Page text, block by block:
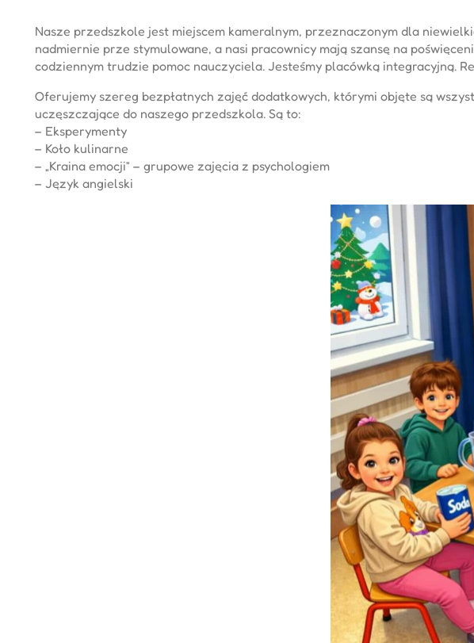
Nasze przedszkole jest miejscem kameralnym, przeznaczonym dla
nadmiernie prze stymulowane, a nasi pracownicy mają szansę na
codziennym trudzie pomoc nauczyciela. Jesteśmy placówką integracyjną.
Oferujemy szereg bezpłatnych zajęć dodatkowych, którymi objęte są
uczęszczające do naszego przedszkola. Są to:
– Eksperymenty
– Koło kulinarne
– „Kraina emocji” – grupowe zajęcia z psychologiem
– Język angielski